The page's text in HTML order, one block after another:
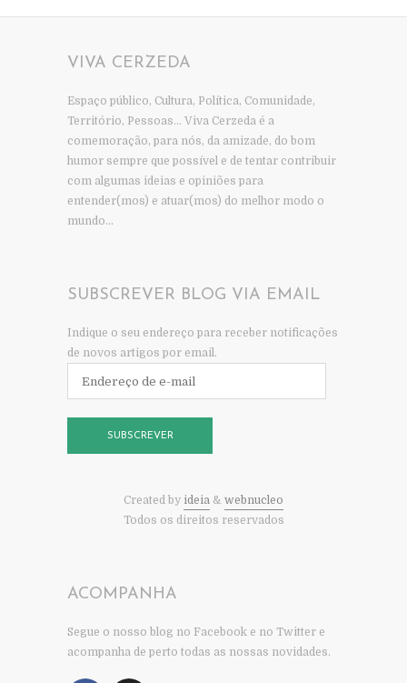
VIVA CERZEDA
Espaço público, Cultura, Política, Comunidade,
Território, Pessoas… Viva Cerzeda é a
comemoração, para nós, da amizade, do bom
humor sempre que possível e de tentar contribuir
com algumas ideias e opiniões para
entender(mos) e atuar(mos) do melhor modo o
mundo…
SUBSCREVER BLOG VIA EMAIL
Indique o seu endereço para receber notificações
de novos artigos por email.
SUBSCREVER
Created by ideia & webnucleo
Todos os direitos reservados
ACOMPANHA
Segue o nosso blog no Facebook e no Twitter e
acompanha de perto todas as nossas novidades.